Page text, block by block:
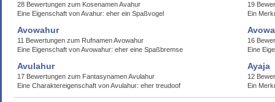
28 Bewertungen zum Kosenamen Avahur
Eine Eigenschaft von Avahur: eher ein Spaßvogel
19
Ein
Avowahur
11 Bewertungen zum Rufnamen Avowahur
Eine Eigenschaft von Avowahur: eher eine Spaßbremse
16
Eine
Avulahur
17 Bewertungen zum Fantasynamen Avulahur
Eine Charaktereigenschaft von Avulahur: eher treudoof
Ayaja
12
Ein